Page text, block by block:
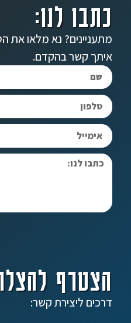
הצטרף
דרכים ליצירת קשר:
כתבו לנו:
מתעניינים? נא מלאו את
איתך קשר בהקדם.